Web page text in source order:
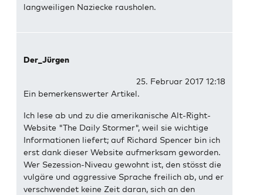
langweiligen Naziecke rausholen.
Der_Jürgen
25. Februar 2017 12:18
Ein bemerkenswerter Artikel.
Ich lese ab und zu die amerikanische Alt-Right-
Website "The Daily Stormer", weil sie wichtige
Informationen liefert; auf Richard Spencer bin ich
erst dank dieser Website aufmerksam geworden.
Wer Sezession-Niveau gewohnt ist, den stösst die
vulgäre und aggressive Sprache freilich ab, und er
verschwendet keine Zeit daran, sich an den